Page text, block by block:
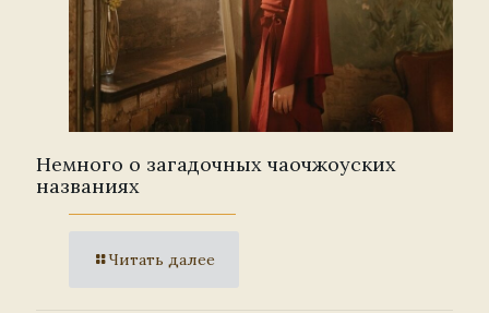
Немного о загадочных чаочжоуских
названиях
Читать далее